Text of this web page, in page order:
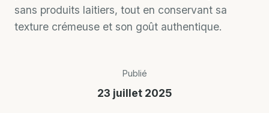
sans produits laitiers, tout en conservant sa
texture crémeuse et son goût authentique.
Publié
23 juillet 2025